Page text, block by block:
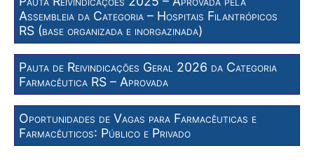
Assembleia da Categoria – Hospitais Filantrópicos
RS (base organizada e inorgazinada)
Pauta de Reivindicações Geral 2026 da Categoria
Farmacêutica RS – Aprovada
Oportunidades de Vagas para Farmacêuticas e
Farmacêuticos: Público e Privado